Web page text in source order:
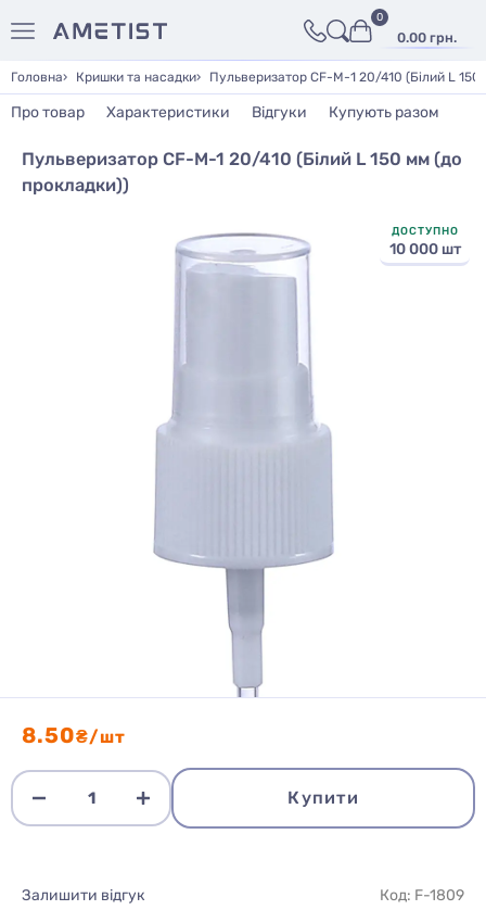
0.00 грн.
0
Головна Кришки та насадки Пульверизатор CF-M-1 20/410 (Білий L
Про товар Характеристики Відгуки Купують разом
Пульверизатор CF-M-1 20/410 (Білий L 150 мм (до
прокладки))
ДОСТУПНО
10 000 шт
8.50₴/шт
Купити
Залишити відгук
Код: F-1809